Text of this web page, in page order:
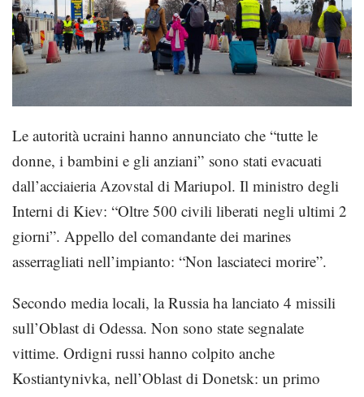
Le autorità ucraini hanno annunciato che “tutte le
donne, i bambini e gli anziani” sono stati evacuati
dall’acciaieria Azovstal di Mariupol. Il ministro degli
Interni di Kiev: “Oltre 500 civili liberati negli ultimi 2
giorni”. Appello del comandante dei marines
asserragliati nell’impianto: “Non lasciateci morire”.
Secondo media locali, la Russia ha lanciato 4 missili
sull’Oblast di Odessa. Non sono state segnalate
vittime. Ordigni russi hanno colpito anche
Kostiantynivka, nell’Oblast di Donetsk: un primo